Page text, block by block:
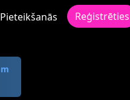
Pieteikšanās Reģistrēties